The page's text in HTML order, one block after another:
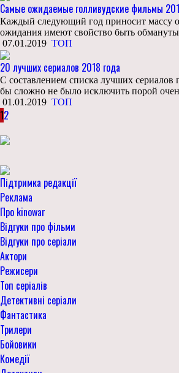
Самые ожидаемые голливудские фильмы
Каждый следующий год приносит массу
ожидания имеют свойство быть
07.01.2019 ТОП
20 лучших сериалов 2018 года
С составлением списка лучших
бы сложно не было исключить порой
01.01.2019 ТОП
12
Підтримка редакції
Реклама
Про kinowar
Відгуки про фільми
Відгуки про серіали
Актори
Режисери
Топ серіалів
Детективні серіали
Фантастика
Трилери
Бойовики
Комедії